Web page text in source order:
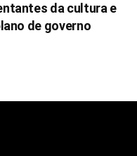
da cultura e
de governo